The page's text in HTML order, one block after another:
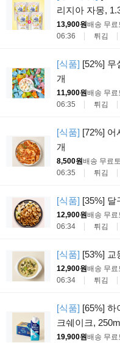
리지아 자몽,
13,900원배송 무료
06:36
튀김
[식품] [52%] 무
개
11,900원배송 무료
06:35
튀김
[식품] [72%] 어
개
8,500원배송 무료
06:35
튀김
[식품] [35%] 달
12,900원배송 무료
06:34
튀김
[식품] [53%] 교
12,900원배송 무료
06:34
튀김
[식품] [65%] 하
크쉐이크,
19,900원배송 무료